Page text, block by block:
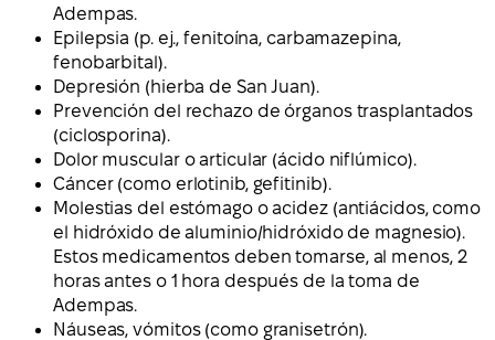
Adempas.
Epilepsia (p. ej., fenitoína, carbamazepina,
fenobarbital).
Depresión (hierba de San Juan).
Prevención del rechazo de órganos trasplantados
(ciclosporina).
Dolor muscular o articular (ácido niflúmico).
Cáncer (como erlotinib, gefitinib).
Molestias del estómago o acidez (antiácidos, como
el hidróxido de aluminio/hidróxido de magnesio).
Estos medicamentos deben tomarse, al menos, 2
horas antes o 1 hora después de la toma de
Adempas.
Náuseas, vómitos (como granisetrón).